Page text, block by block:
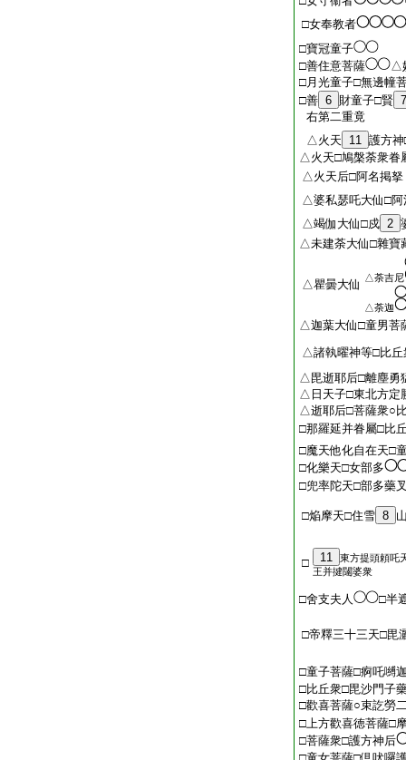
□女奉教者
□寶冠童子
□善住意菩薩
△
□月光童子□無邊幢
□善 6 財童子□賢 7
右第二重竟
△火天
11 護方
△火天□鳩槃荼衆眷
△火天后□阿名掲拏
△婆私瑟吒大仙□阿
△竭伽大仙□戍 2
△未建荼大仙□雜寶
△瞿曇大仙 △荼吉尼
△荼迦
△迦葉大仙□童男菩
△諸執曜神等□比丘
△毘逝耶后□離塵勇
△日天子□東北方定
△逝耶后□菩薩衆○
□那羅延并眷屬□比
□魔天他化自在天□
□化樂天□女部多
□兜率陀天□部多藥
□焔摩天□住雪 8
□ 11
東方提頭頼吒
王并揵闥婆衆
□舍支夫人 □半
□帝釋三十三天□毘
□童子菩薩□痾吒嚩
□比丘衆□毘沙門子
□歡喜菩薩○束訖勞
□上方歡喜徳菩薩□
□菩薩衆□護方神后